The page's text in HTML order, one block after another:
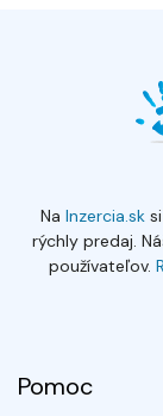
Na Inzercia.sksi
rýchly predaj.
používateľov.
Pomoc